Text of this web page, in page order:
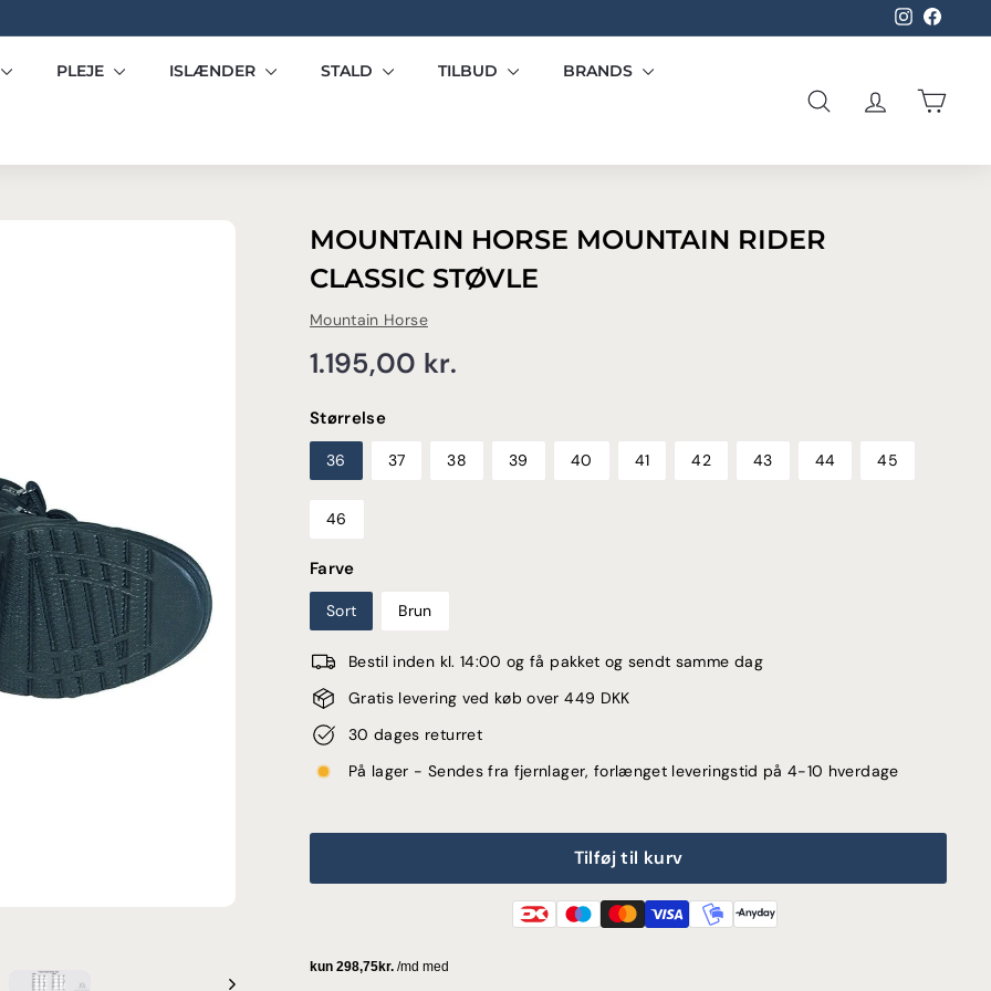
Pause
slideshow
Instagram
PLEJE ISLÆNDER STALD TILBUD
BRANDS
SØG
KONTOKURV
MOUNTAIN HORSE MOUNTAIN RIDER
CLASSIC STØVLE
Mountain Horse
Normalpris
1.195,00 kr.
Størrelse
36 37 38 39 40 41 42 43 44 45
46
Farve
Sort Brun
Bestil inden kl. 14:00 og få pakket og sendt samme dag
Gratis levering ved køb over 449 DKK
30 dages returret
På lager - Sendes fra fjernlager, forlænget leveringstid på 4-10 hverdage
Tilføj til kurv